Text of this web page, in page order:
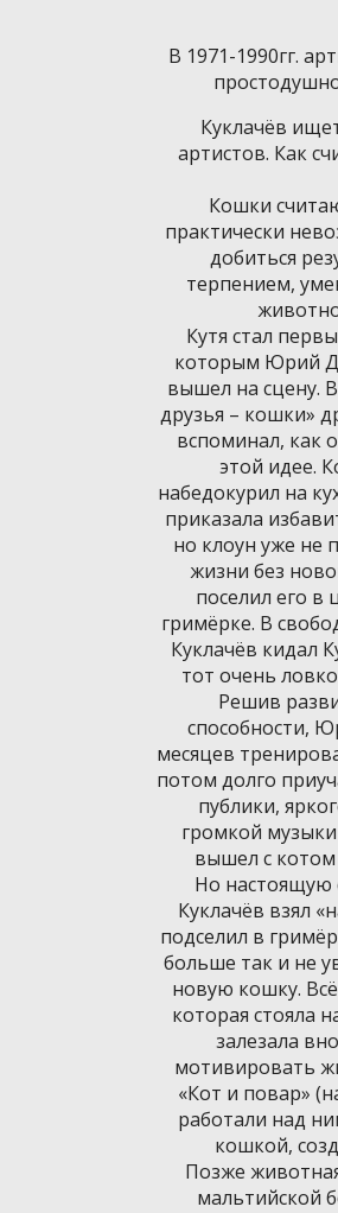
В 1971-1990гг.
Куклачёв
артистов. Как
Кошки
практически
добиться
терпением,
Кутя стал
которым Юрий
вышел на сцену.
друзья – кошки»
вспоминал, как
этой идее.
набедокурил на
приказала
но клоун уже не
жизни без
поселил его в
гримёрке. В
Куклачёв кидал
тот очень
Решив
способности,
месяцев
потом долго
публики,
громкой
вышел с котом
Но настоящую
Куклачёв взял
подселил в
больше так и не
новую кошку.
которая стояла
залезала
мотивировать
«Кот и повар»
работали над
кошкой,
Позже
мальтийской